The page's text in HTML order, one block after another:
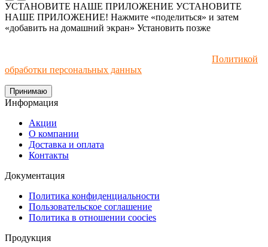
УСТАНОВИТЕ НАШЕ ПРИЛОЖЕНИЕ УСТАНОВИТЕ
НАШЕ ПРИЛОЖЕНИЕ! Нажмите «поделиться» и затем
«добавить на домашний экран» Установить позже
Политикой
обработки персональных данных
Принимаю
Информация
Акции
О компании
Доставка и оплата
Контакты
Документация
Политика конфиденциальности
Пользовательское соглашение
Политика в отношении coocies
Продукция